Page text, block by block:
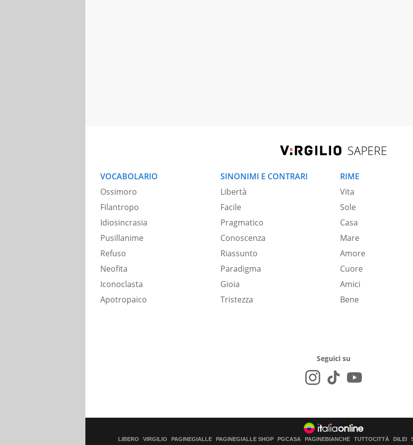
SAPERE
VOCABOLARIO
Ossimoro
Filantropo
Idiosincrasia
Pusillanime
Refuso
Neofita
Iconoclasta
Apotropaico
SINONIMI E CONTRARI
Libertà
Facile
Pragmatico
Conoscenza
Riassunto
Paradigma
Gioia
Tristezza
RIME
Vita
Sole
Casa
Mare
Amore
Cuore
Amici
Bene
Seguici su
LIBERO VIRGILIO PAGINEGIALLE PAGINEGIALLE SHOP PGCASA PAGINEBIANCHE TUTTOCITTÀ DILEI